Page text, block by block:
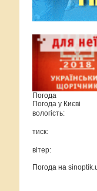
Погода
Погода у Києві
вологість:
тиск:
вітер:
Погода на